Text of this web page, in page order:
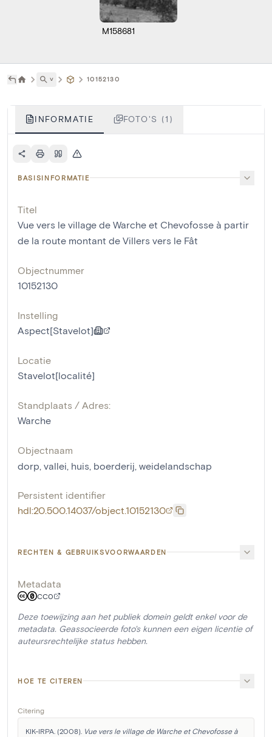
M158681
˅ 10152130
INFORMATIE FOTO'S (1)
BASISINFORMATIE
Titel
Vue vers le village de Warche et Chevofosse à partir
de la route montant de Villers vers le Fât
Objectnummer
10152130
Instelling
Aspect[Stavelot]
Locatie
Stavelot[localité]
Standplaats / Adres:
Warche
Objectnaam
dorp vallei huis boerderij weidelandschap
Persistent identifier
hdl:20.500.14037/object.10152130
RECHTEN & GEBRUIKSVOORWAARDEN
Metadata
CC0
Deze toewijzing aan het publiek domein geldt enkel voor de
metadata. Geassocieerde foto's kunnen een eigen licentie of
auteursrechtelijke status hebben.
HOE TE CITEREN
Citering
KIK-IRPA. (2008). Vue vers le village de Warche et Chevofosse à